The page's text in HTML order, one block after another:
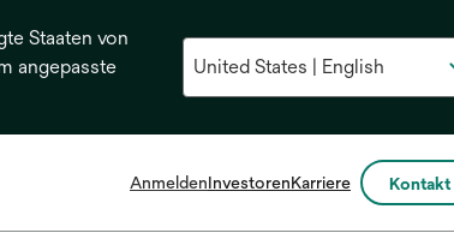
Staaten von
angepasste
AnmeldenInvestorenKarriere Kontakt